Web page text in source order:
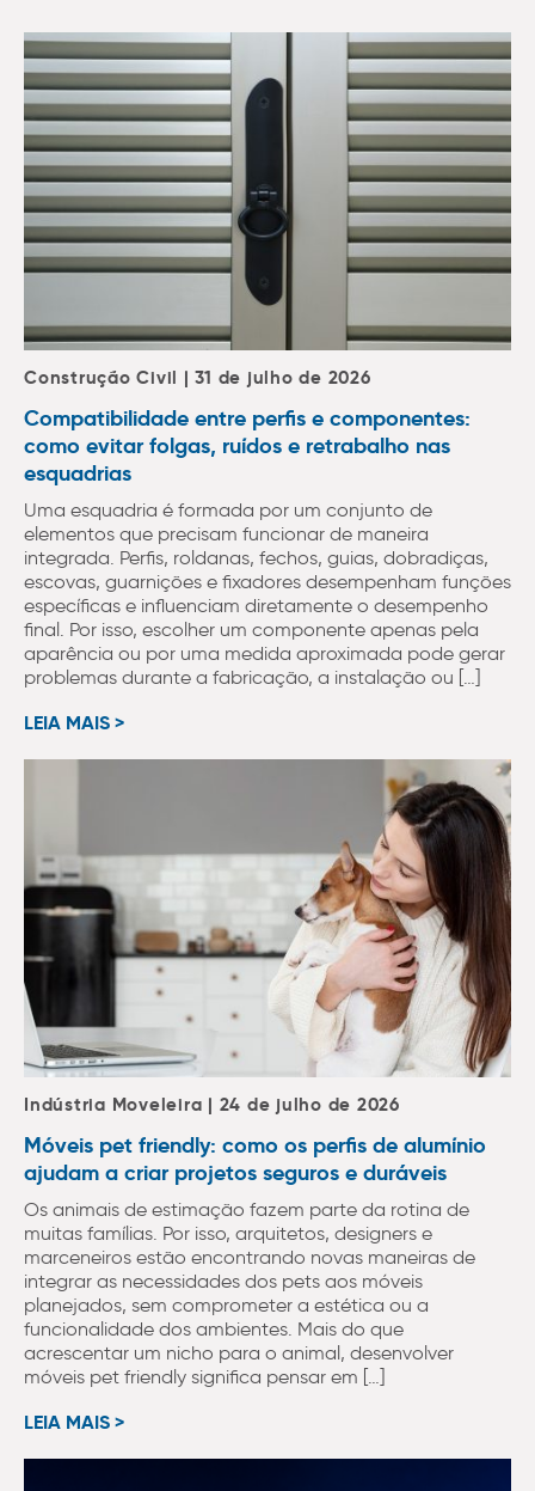
Construção Civil | 31 de julho de 2026
Compatibilidade entre perfis e componentes:
como evitar folgas, ruídos e retrabalho nas
esquadrias
Uma esquadria é formada por um conjunto de
elementos que precisam funcionar de maneira
integrada. Perfis, roldanas, fechos, guias, dobradiças,
escovas, guarnições e fixadores desempenham funções
específicas e influenciam diretamente o desempenho
final. Por isso, escolher um componente apenas pela
aparência ou por uma medida aproximada pode gerar
problemas durante a fabricação, a instalação ou […]
LEIA MAIS >
Indústria Moveleira | 24 de julho de 2026
Móveis pet friendly: como os perfis de alumínio
ajudam a criar projetos seguros e duráveis
Os animais de estimação fazem parte da rotina de
muitas famílias. Por isso, arquitetos, designers e
marceneiros estão encontrando novas maneiras de
integrar as necessidades dos pets aos móveis
planejados, sem comprometer a estética ou a
funcionalidade dos ambientes. Mais do que
acrescentar um nicho para o animal, desenvolver
móveis pet friendly significa pensar em […]
LEIA MAIS >